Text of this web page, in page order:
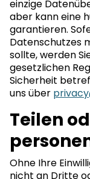
einzige
aber kann eine
garantieren.
Datenschutzes
sollte, werden
gesetzlichen
Sicherheit
uns über
Teilen
Ohne Ihre
nicht an Dritte